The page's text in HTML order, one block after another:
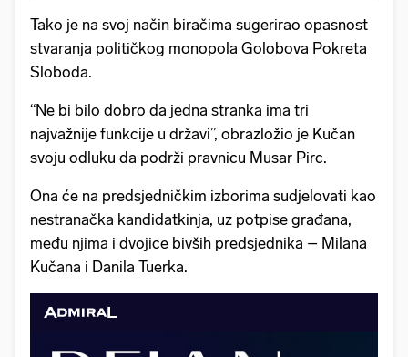
Tako je na svoj način biračima sugerirao opasnost
stvaranja političkog monopola Golobova Pokreta
Sloboda.
“Ne bi bilo dobro da jedna stranka ima tri
najvažnije funkcije u državi”, obrazložio je Kučan
svoju odluku da podrži pravnicu Musar Pirc.
Ona će na predsjedničkim izborima sudjelovati kao
nestranačka kandidatkinja, uz potpise građana,
među njima i dvojice bivših predsjednika – Milana
Kučana i Danila Tuerka.